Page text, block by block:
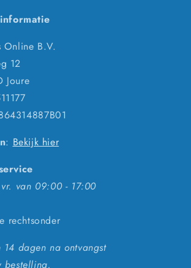
Online B.V.
12
Joure
: Bekijk hier
van 09:00 - 17:00
rechtsonder
14 dagen na ontvangst
bestelling.